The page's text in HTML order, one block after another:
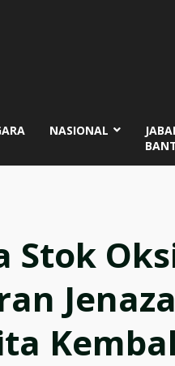
NASIONAL
Stok